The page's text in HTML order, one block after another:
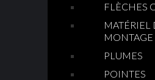
FLÈCHES
MATÉRIEL
MONTAGE
PLUMES
POINTES